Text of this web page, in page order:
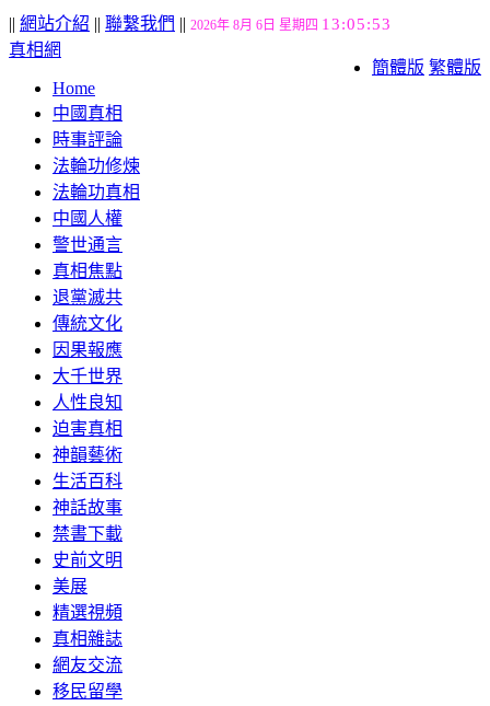
|| 網站介紹 || 聯繫我們 || 2026年 8月 6日 星期四 13:05:53
簡體版 繁體版
真相網
Home
中國真相
時事評論
法輪功修煉
法輪功真相
中國人權
警世通言
真相焦點
退黨滅共
傳統文化
因果報應
大千世界
人性良知
迫害真相
神韻藝術
生活百科
神話故事
禁書下載
史前文明
美展
精選視頻
真相雜誌
網友交流
移民留學